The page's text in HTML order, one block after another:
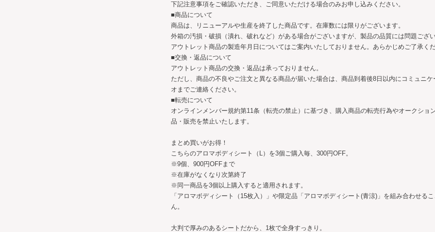
下記注意事項をご確認いただき、ご同意いただける場合のみお申し込みください。
■商品について
商品は、リニューアルや生産を終了した商品です。在庫数には限りがございます。
外箱の汚損・破損（潰れ、破れなど）がある場合がございますが、製品の品質には問題ござい
アウトレット商品の製造年月日についてはご案内いたしておりません。あらかじめご了承くだ
■交換・返品について
アウトレット商品の交換・返品は承っておりません。
ただし、商品の不良やご注文と異なる商品が届いた場合は、商品到着後8日以内にコミュニケ
オまでご連絡ください。
■転売について
オンラインメンバー規約第11条（転売の禁止）に基づき、購入商品の転売行為やオークショ
品・販売を禁止いたします。
まとめ買いがお得！
こちらのアロマボディシート（L）を3個ご購入毎、300円OFF。
※9個、900円OFFまで
※在庫がなくなり次第終了
※同一商品を3個以上購入すると適用されます。
「アロマボディシート（15枚入）」や限定品「アロマボディシート(青涼)」を組み合わせる
ん。
大判で厚みのあるシートだから、1枚で全身すっきり。